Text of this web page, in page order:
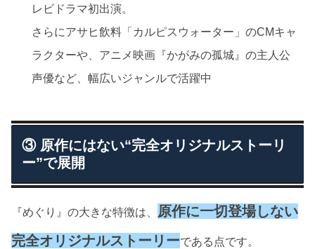
レビドラマ初出演。
さらにアサヒ飲料「カルピスウォーター」のCMキャ
ラクターや、アニメ映画『かがみの孤城』の主人公
声優など、幅広いジャンルで活躍中
③ 原作にはない“完全オリジナルストーリ
ー”で展開
『めぐり』の大きな特徴は、
原作に一切登場しない
完全オリジナルストーリーである点です。